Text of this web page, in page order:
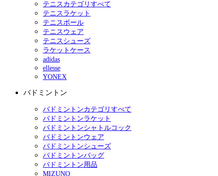
テニスカテゴリすべて
テニスラケット
テニスボール
テニスウェア
テニスシューズ
ラケットケース
adidas
ellesse
YONEX
バドミントン
バドミントンカテゴリすべて
バドミントンラケット
バドミントンシャトルコック
バドミントンウェア
バドミントンシューズ
バドミントンバッグ
バドミントン用品
MIZUNO